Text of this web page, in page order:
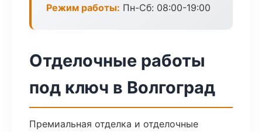
Режим работы: Пн-Сб: 08:00-19:00
Отделочные работы
под ключ в Волгоград
Премиальная отделка и отделочные